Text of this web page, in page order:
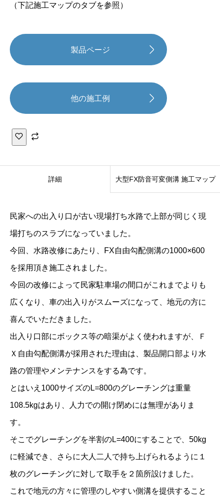
（下記施工マップのタブを参照）
製品ページ
他の施工例
型
防
音
可
変
長
野
県
飯
田
市
）
N
詳細 大型FX防音可変側溝 施工マップ
民家への出入り口が古い現場打ち水路で上部が同じく現
場打ちのスラブになっていました。
今回、水路改修にあたり、FX自由勾配側溝の1000×600
を採用頂き施工されました。
今回の改修によって民家駐車場の間口がこれまでよりも
広くなり、車の出入りがスムーズになって、地元の方に
喜んでいただきました。
出入り口部にボックス等の暗渠がよく使われますが、Ｆ
Ｘ自由勾配側溝が採用された理由は、製品開口部より水
路の管理やメンテナンスをする為です。
とはいえ1000サイズのL=800のグレーチングは重量
108.5kgはあり、人力での開け閉めには無理がありま
す。
そこでグレーチングを半割のL=400にすることで、50kg
に軽減でき、さらに大人二人で持ち上げられるように１
枚のグレーチングに対して取手を２箇所設けました。
これで地元の方々に管理のしやすい側溝を提供すること